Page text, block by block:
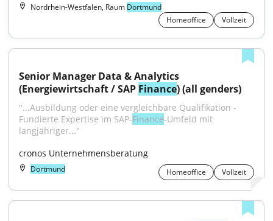
Nordrhein-Westfalen, Raum Dortmund
Homeoffice
Vollzeit
Senior Manager Data & Analytics
(Energiewirtschaft / SAP Finance) (all genders)
"...Ausbildung oder eine vergleichbare Qualifikation -
Fundierte Expertise im SAP-Finance-Umfeld mit
langjähriger..."
cronos Unternehmensberatung
Dortmund Homeoffice Vollzeit